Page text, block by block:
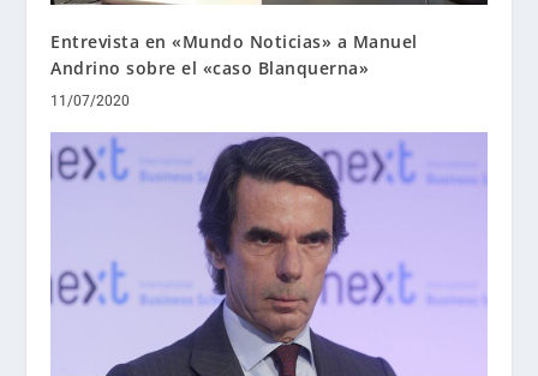
Entrevista en «Mundo Noticias» a Manuel
Andrino sobre el «caso Blanquerna»
11/07/2020